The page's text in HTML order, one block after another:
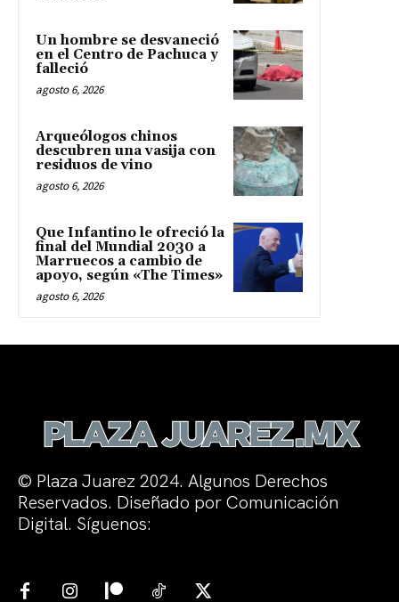
Un hombre se desvaneció
en el Centro de Pachuca y
falleció
agosto 6, 2026
Arqueólogos chinos
descubren una vasija con
residuos de vino
agosto 6, 2026
Que Infantino le ofreció la
final del Mundial 2030 a
Marruecos a cambio de
apoyo, según «The Times»
agosto 6, 2026
© Plaza Juarez 2024. Algunos Derechos
Reservados. Diseñado por Comunicación
Digital. Síguenos: